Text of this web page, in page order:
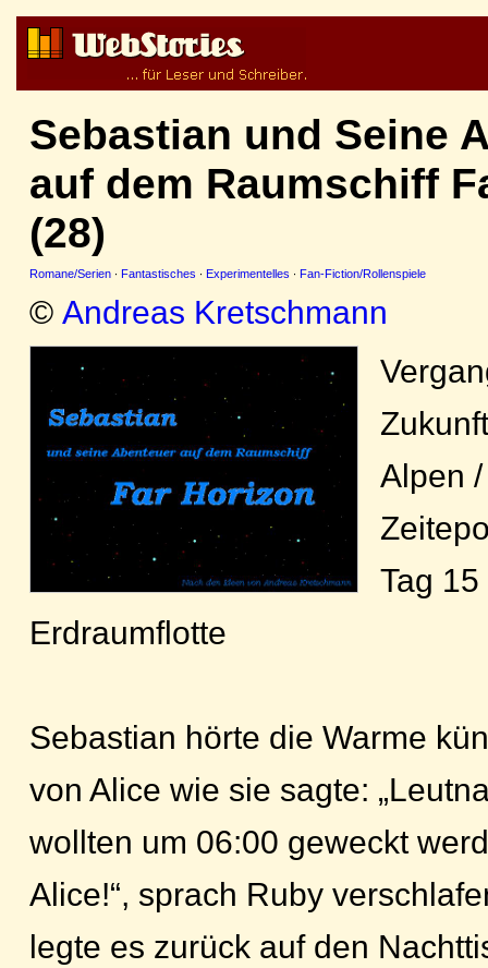
Sebastian und Seine
auf dem Raumschiff
(28)
Romane/Serien · Fantastisches · Experimentelles · Fan-Fiction/Rollenspiele
© Andreas Kretschmann
Alpen
Tag
Erdraumflotte
Sebastian hörte die Warme
von Alice wie sie sagte:
wollten um 06:00 geweckt
Alice!“, sprach Ruby
legte es zurück auf den